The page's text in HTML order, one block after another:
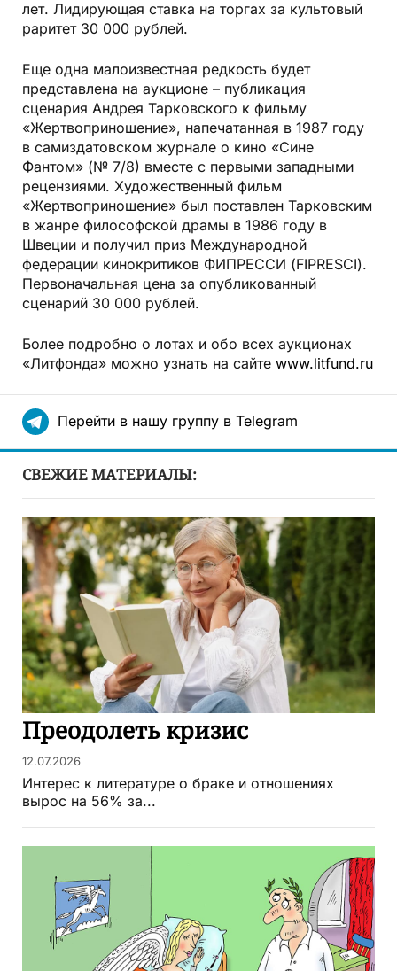
лет. Лидирующая ставка на торгах за культовый
раритет 30 000 рублей.
Еще одна малоизвестная редкость будет
представлена на аукционе – публикация
сценария Андрея Тарковского к фильму
«Жертвоприношение», напечатанная в 1987 году
в самиздатовском журнале о кино «Сине
Фантом» (№ 7/8) вместе с первыми западными
рецензиями. Художественный фильм
«Жертвоприношение» был поставлен Тарковским
в жанре философской драмы в 1986 году в
Швеции и получил приз Международной
федерации кинокритиков ФИПРЕССИ (FIPRESCI).
Первоначальная цена за опубликованный
сценарий 30 000 рублей.
Более подробно о лотах и обо всех аукционах
«Литфонда» можно узнать на сайте www.litfund.ru
Перейти в нашу группу в Telegram
СВЕЖИЕ МАТЕРИАЛЫ:
Преодолеть кризис
12.07.2026
Интерес к литературе о браке и отношениях
вырос на 56% за...